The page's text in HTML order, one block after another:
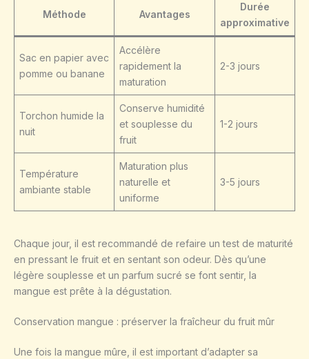
Méthode Avantages
Durée
approximative
Sac en papier avec
pomme ou banane
Accélère
rapidement la
maturation
2-3 jours
Torchon humide la
nuit
Conserve humidité
et souplesse du
fruit
1-2 jours
Température
ambiante stable
Maturation plus
naturelle et
uniforme
3-5 jours
Chaque jour, il est recommandé de refaire un test de maturité
en pressant le fruit et en sentant son odeur. Dès qu’une
légère souplesse et un parfum sucré se font sentir, la
mangue est prête à la dégustation.
Conservation mangue : préserver la fraîcheur du fruit mûr
Une fois la mangue mûre, il est important d’adapter sa